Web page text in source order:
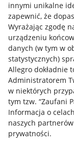
innymi unikalne
zapewnić, że
Wyrażając zgodę
urządzeniu
danych (w tym w
statystycznych)
Allegro dokładnie
Administratorem
w niektórych
tym tzw. “Zaufani
Informacja o
naszych
prywatności.
Przydatne
Jak to działa